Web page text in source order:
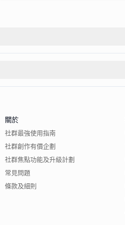
關於
社群最強使用指南
社群創作有價企劃
社群焦點功能及升級計劃
常見問題
條款及細則